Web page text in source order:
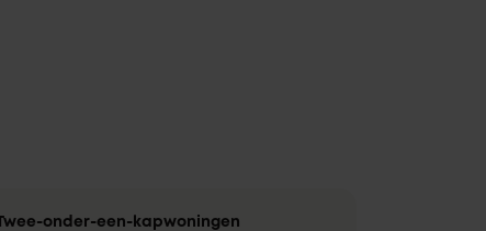
Twee-onder-een-kapwoningen